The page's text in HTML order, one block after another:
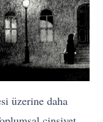
üzerine daha